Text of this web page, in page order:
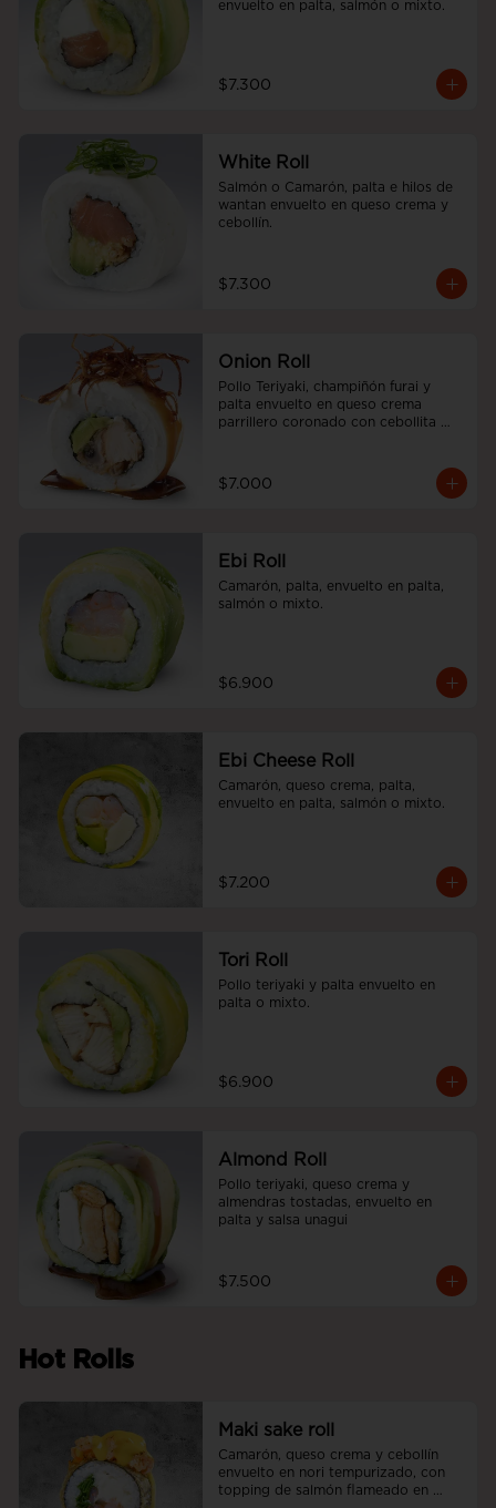
envuelto en palta, salmón o mixto.
$7.300
White Roll
Salmón o Camarón, palta e hilos de
wantan envuelto en queso crema y
cebollín.
$7.300
Onion Roll
Pollo Teriyaki, champiñón furai y
palta envuelto en queso crema
parrillero coronado con cebollita
$7.000
Ebi Roll
Camarón, palta, envuelto en palta,
salmón o mixto.
$6.900
Ebi Cheese Roll
Camarón, queso crema, palta,
envuelto en palta, salmón o mixto.
$7.200
Tori Roll
Pollo teriyaki y palta envuelto en
palta o mixto.
$6.900
Almond Roll
Pollo teriyaki, queso crema y
almendras tostadas, envuelto en
palta y salsa unagui
$7.500
Hot Rolls
Maki sake roll
Camarón, queso crema y cebollín
envuelto en nori tempurizado, con
topping de salmón flameado en